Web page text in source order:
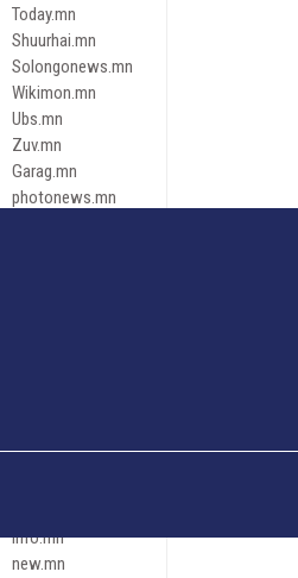
Today.mn
Shuurhai.mn
Solongonews.mn
Wikimon.mn
Ubs.mn
Zuv.mn
Garag.mn
photonews.mn
Эрх зүй
info.mn
new.mn